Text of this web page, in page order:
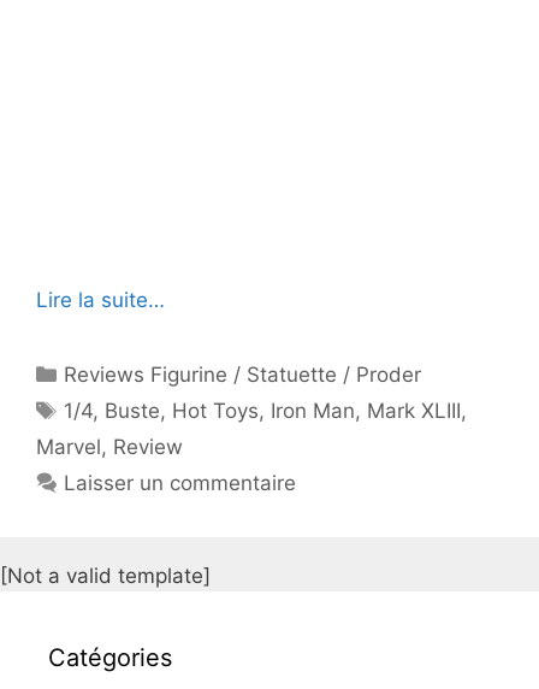
Lire la suite…
Catégories
Reviews Figurine / Statuette / Proder
Étiquettes
1/4, Buste, Hot Toys, Iron Man, Mark XLIII,
Marvel, Review
Laisser un commentaire
[Not a valid template]
Catégories